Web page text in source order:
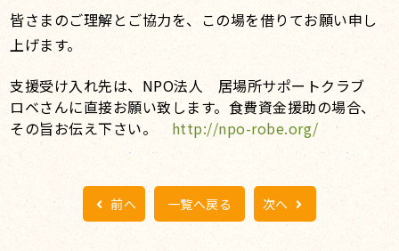
皆さまのご理解とご協力を、この場を借りてお願い申し
上げます。
支援受け入れ先は、NPO法人 居場所サポートクラブ
ロベさんに直接お願い致します。食費資金援助の場合、
その旨お伝え下さい。 http://npo-robe.org/
前へ 一覧へ戻る 次へ